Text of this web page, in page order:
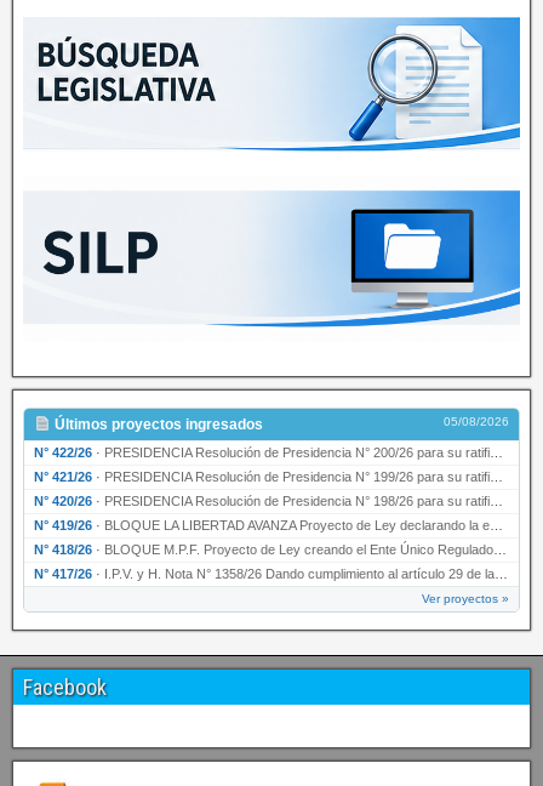
Últimos proyectos ingresados 05/08/2026
N° 422/26 · PRESIDENCIA Resolución de Presidencia N° 200/26 para su ratificación.
N° 421/26 · PRESIDENCIA Resolución de Presidencia N° 199/26 para su ratificación.
N° 420/26 · PRESIDENCIA Resolución de Presidencia N° 198/26 para su ratificación.
N° 419/26 · BLOQUE LA LIBERTAD AVANZA Proyecto de Ley declarando la esencialidad del servicio educativ…
N° 418/26 · BLOQUE M.P.F. Proyecto de Ley creando el Ente Único Regulador de servicios públicos de la …
N° 417/26 · I.P.V. y H. Nota N° 1358/26 Dando cumplimiento al artículo 29 de la Ley provincial N° 1399…
Ver proyectos »
Facebook